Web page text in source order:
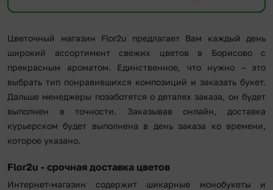
Цветочный магазин Flor2u предлагает Вам каждый день
широкий ассортимент свежих цветов в Борисово с
прекрасным ароматом. Единственное, что нужно – это
выбрать тип понравившихся композиций и заказать букет.
Дальше менеджеры позаботятся о деталях заказа, он будет
выполнен в точности. Заказывав онлайн, доставка
курьерском будет выполнена в день заказа ко времени,
которое указано.
Flor2u - срочная доставка цветов
Интернет-магазин содержит шикарные монобукеты и